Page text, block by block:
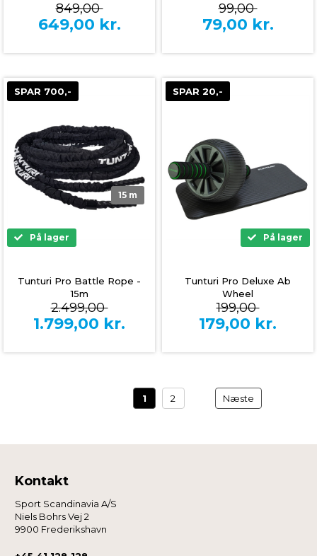
849,00
649,00 kr.
99,00
79,00 kr.
SPAR 700,-
15 m
På lager
Tunturi Pro Battle Rope -
15m
2.499,00
1.799,00 kr.
SPAR 20,-
På lager
Tunturi Pro Deluxe Ab
Wheel
199,00
179,00 kr.
1 2 Næste
Kontakt
Sport Scandinavia A/S
Niels Bohrs Vej 2
9900 Frederikshavn